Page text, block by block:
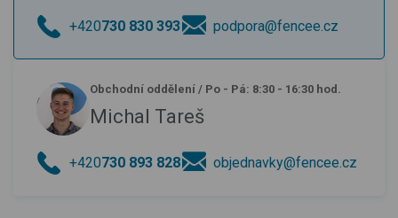
+420730 830 393 podpora@fencee.cz
Obchodní oddělení / Po - Pá: 8:30 - 16:30 hod.
Michal Tareš
+420730 893 828 objednavky@fencee.cz